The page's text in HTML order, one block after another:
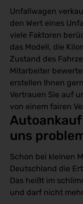
Unfallwagen
den Wert eines
viele Faktoren
das Modell, die
Zustand des
Mitarbeiter
erstellen Ihnen
Vertrauen Sie auf
von einem fairen
Autoankauf
uns
Schon bei kleinen
Deutschland die
Das heißt im
und darf nicht